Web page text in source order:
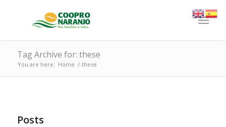
Tag Archive for: these
You are here: Home / these
Posts